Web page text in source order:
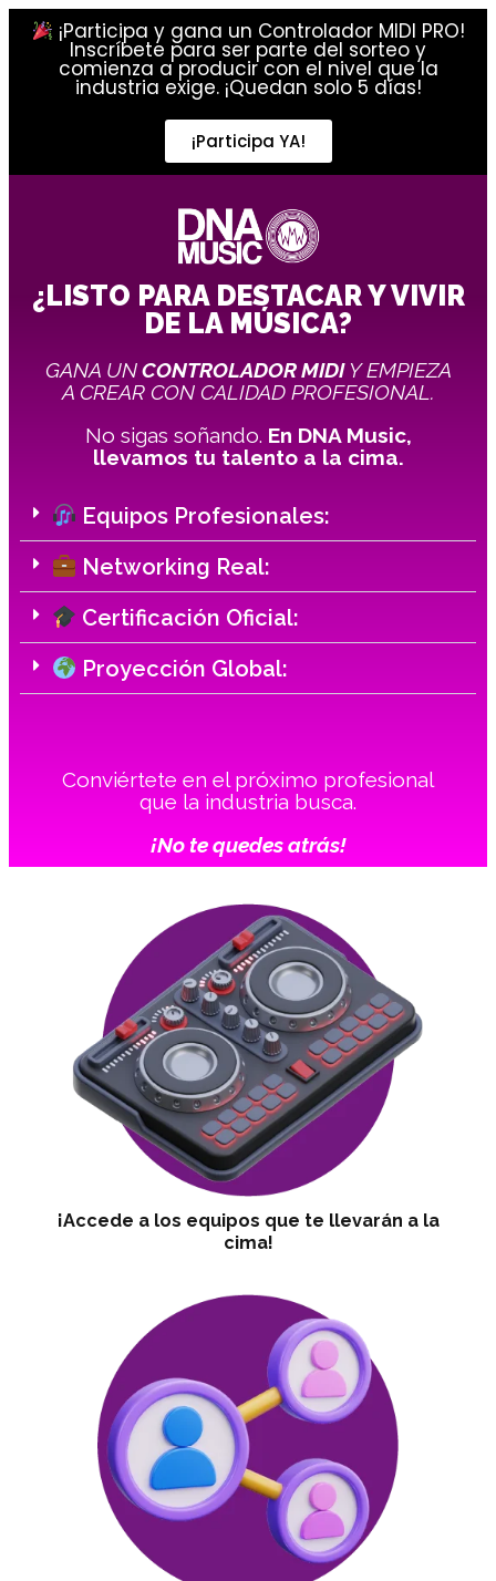
¡Participa y gana un Controlador MIDI PRO!
Inscríbete para ser parte del sorteo y
comienza a producir con el nivel que la
industria exige. ¡Quedan solo 5 días!
¡Participa YA!
¿LISTO PARA DESTACAR Y VIVIR
DE LA MÚSICA?
GANA UNCONTROLADOR MIDI Y EMPIEZA
A CREAR CON CALIDAD PROFESIONAL.
No sigas soñando. En DNA Music,
llevamos tu talento a la cima.
Equipos Profesionales:
Networking Real:
Certificación Oficial:
Proyección Global:
Conviértete en el próximo profesional
que la industria busca.
¡No te quedes atrás!
¡Accede a los equipos que te llevarán a la
cima!